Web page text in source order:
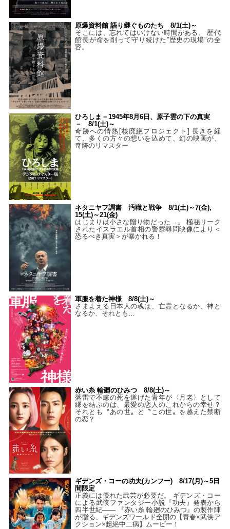
原爆資料館 語り継ぐものたち 8/1(土)～
そこには、忘れてはいけない時間がある。 歴代
館長が命を削って守り続けた”歴史の現場”の全
容。
ひろしま－1945年8月6日、原子雲の下の真実
－ 8/1(土)～
奇跡への情熱[核廃絶プロジェクト] 長きを経
て、多くの方々の想いを込めて、幻の映画が、
奇跡のリマスター
ネタニヤフ調書 汚職と戦争 8/1(土)～7(金),
15(土)～21(金)
はじまりは小さな贈り物だった…。 極秘リーク
されたイスラエル首相の警察尋問映像により＜
恐るべき真実＞が暴かれる！
軍服を着た神様 8/8(土)～
さまよえる日本人の魂は、亡霊となるか、神と
なるか、それとも…
赤い糸 輪廻のひみつ 8/8(土)～
落雷で不慮の死を遂げた青年が〈月老〉として
縁を結ぶのは、最愛の恋人のこれからの幸せ？
それとも〝あの世〟と〝この世〟を越えた禁断
の恋？
ギデンズ・コーの功夫(カンフー) 8/17(月)～5日
間限定
正義には優れた武芸が必要だ。 ギデンズ・コー
による武侠ファンタジー小説『功夫』発表から
四半世紀―― 『赤い糸 輪廻のひみつ』の製作陣
が贈る、ギデンズワールド全開の【青春×武侠ア
クション×超絶中二病】ムービー！